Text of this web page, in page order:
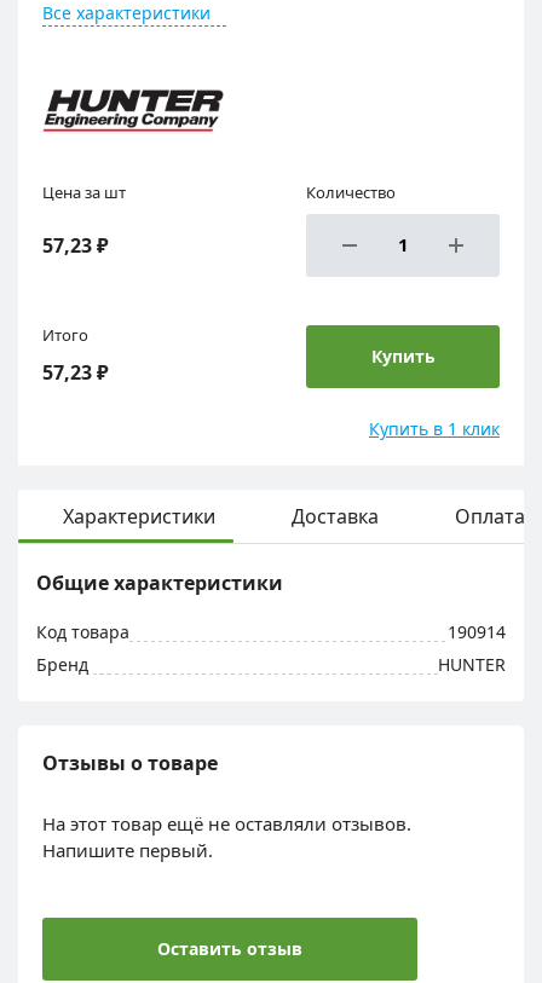
Все характеристики
Цена за шт
57,23 ₽
Количество
Итого
57,23 ₽
Купить
Купить в 1 клик
Характеристики Доставка Оплата
Общие характеристики
Код товара
190914
Бренд
HUNTER
Отзывы о товаре
На этот товар ещё не оставляли отзывов.
Напишите первый.
Оставить отзыв